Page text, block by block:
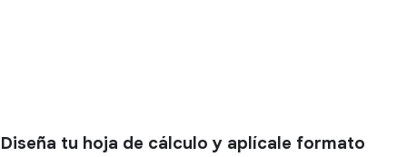
Diseña tu hoja de cálculo y aplícale formato